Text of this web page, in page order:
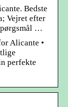
Bedste
Vejret efter
…
Alicante •
perfekte